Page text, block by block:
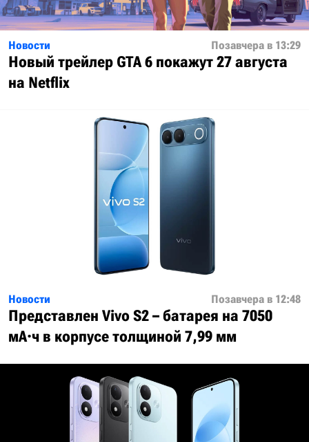
Новости Позавчера в 13:29
Новый трейлер GTA 6 покажут 27 августа
на Netflix
Новости Позавчера в 12:48
Представлен Vivo S2 – батарея на 7050
мА·ч в корпусе толщиной 7,99 мм